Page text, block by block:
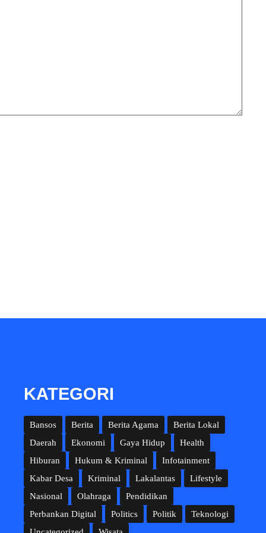
KATEGORI
Bansos Berita Berita Agama
Berita Lokal
Daerah
Ekonomi Gaya Hidup
Health
Hiburan
Hukum & Kriminal
Infotainment
Kabar Desa
Kriminal Lakalantas
Lifestyle
Nasional
Olahraga
Pendidikan
Perbankan Digital
Politics Politik
Teknologi